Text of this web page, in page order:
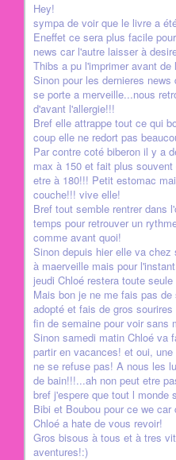
Hey!
sympa de voir que le livre a
Eneffet ce sera plus facile
news car l'autre laisser à
Thibs a pu l'imprimer avant de
Sinon pour les dernieres
se porte a merveille...nous
d'avant l'allergie!!!
Bref elle attrappe tout ce qui
coup elle ne redort pas
Par contre coté biberon il y a
max à 150 et fait plus
etre à 180!!! Petit estomac
couche!!! vive elle!
Bref tout semble rentrer dans
temps pour retrouver un
comme avant quoi!
Sinon depuis hier elle va
à maerveille mais pour
jeudi Chloé restera toute
Mais bon je ne me fais pas
adopté et fais de gros
fin de semaine pour voir sans
Sinon samedi matin Chloé va
partir en vacances! et oui,
ne se refuse pas! A nous les
de bain!!!...ah non peut etre
bref j'espere que tout l monde
Bibi et Boubou pour ce we
Chloé a hate de vous revoir!
Gros bisous à tous et à tres
aventures!:)